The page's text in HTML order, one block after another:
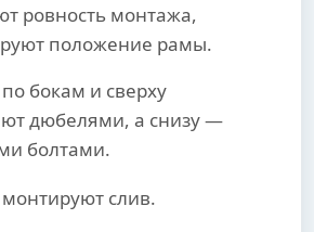
ровность монтажа,
положение рамы.
бокам и сверху
дюбелями, а снизу —
болтами.
слив.